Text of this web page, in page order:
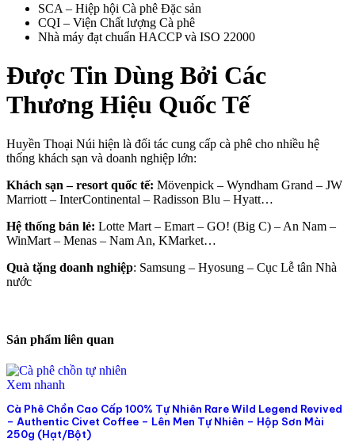
SCA – Hiệp hội Cà phê Đặc sản
CQI – Viện Chất lượng Cà phê
Nhà máy đạt chuẩn HACCP và ISO 22000
Được Tin Dùng Bởi Các
Thương Hiệu Quốc Tế
Huyền Thoại Núi hiện là đối tác cung cấp cà phê cho nhiều hệ
thống khách sạn và doanh nghiệp lớn:
Khách sạn – resort quốc tế: Mövenpick – Wyndham Grand – JW
Marriott – InterContinental – Radisson Blu – Hyatt…
Hệ thống bán lẻ: Lotte Mart – Emart – GO! (Big C) – An Nam –
WinMart – Menas – Nam An, KMarket…
Quà tặng doanh nghiệp: Samsung – Hyosung – Cục Lễ tân Nhà
nước
Sản phẩm liên quan
Xem nhanh
Cà Phê Chồn Cao Cấp 100% Tự Nhiên Rare Wild Legend Revived
– Authentic Civet Coffee – Lên Men Tự Nhiên – Hộp Sơn Mài
250g (Hạt/Bột)